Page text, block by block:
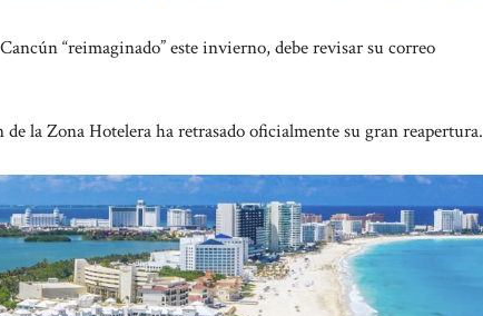
“reimaginado” este invierno, debe revisar su correo
la Zona Hotelera ha retrasado oficialmente su gran reapertura.